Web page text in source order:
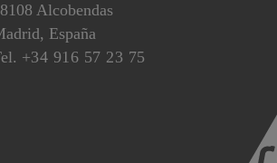
Alcobendas
España
+34 916 57 23 75